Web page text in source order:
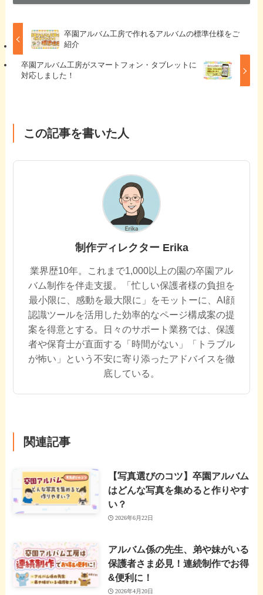
卒園アルバム工房で作れるアルバムの標準仕様をご
紹介
卒園アルバム工房がスマートフォン・タブレットに
対応しました！
この記事を書いた人
制作ディレクター Erika
業界歴10年。これまで1,000以上の園の卒園アル
バム制作を伴走支援。「忙しい保護者様の負担を
最小限に、感動を最大限に」をモットーに、AI顔
認識ツールを活用した効率的なページ構成案の提
案を得意とする。日々のサポート業務では、保護
者や保育士が直面する「時間がない」「トラブル
が怖い」という不安に寄り添ったアドバイスを徹
底している。
関連記事
【写真選びのコツ】卒園アルバム
はどんな写真を集めると作りやす
い？
2026年6月22日
アルバム係の先生、弟や妹がいる
保護者さま必見！連続制作でお得
&便利に！
2026年4月20日